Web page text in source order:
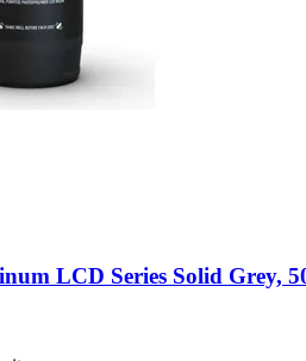
LCD Series Solid Grey,